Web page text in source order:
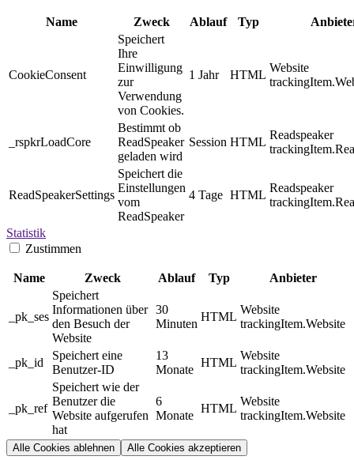
Name Zweck Ablauf Typ
CookieConsent
Speichert
Ihre
Einwilligung
zur
Verwendung
von Cookies.
1 Jahr HTML
Website
_rspkrLoadCore
Bestimmt ob
ReadSpeaker
geladen wird
Session HTML
Readspeaker
ReadSpeakerSettings
Speichert die
Einstellungen
vom
ReadSpeaker
4 Tage HTML
Readspeaker
Statistik
Zustimmen
Name Zweck Ablauf Typ Anbieter
_pk_ses
Speichert
Informationen über
den Besuch der
Website
30
Minuten
HTML
Website
trackingItem.Website
_pk_id
Speichert eine
Benutzer-ID
13
Monate
HTML
Website
trackingItem.Website
_pk_ref
Speichert wie der
Benutzer die
Website aufgerufen
hat
6
Monate
HTML
Website
trackingItem.Website
Alle Cookies ablehnen Alle Cookies akzeptieren